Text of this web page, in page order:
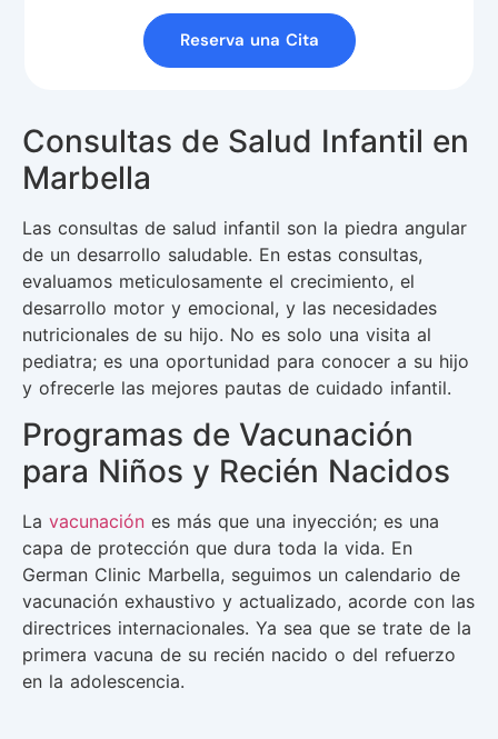
Reserva una Cita
Consultas de Salud Infantil en
Marbella
Las consultas de salud infantil son la piedra angular
de un desarrollo saludable. En estas consultas,
evaluamos meticulosamente el crecimiento, el
desarrollo motor y emocional, y las necesidades
nutricionales de su hijo. No es solo una visita al
pediatra; es una oportunidad para conocer a su hijo
y ofrecerle las mejores pautas de cuidado infantil.
Programas de Vacunación
para Niños y Recién Nacidos
La vacunación es más que una inyección; es una
capa de protección que dura toda la vida. En
German Clinic Marbella, seguimos un calendario de
vacunación exhaustivo y actualizado, acorde con las
directrices internacionales. Ya sea que se trate de la
primera vacuna de su recién nacido o del refuerzo
en la adolescencia.